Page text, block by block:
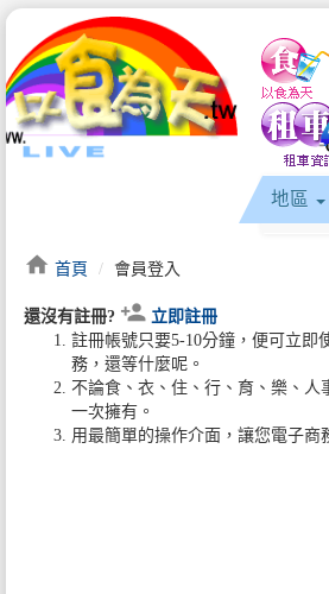
地區
home 首頁 會員登入
還沒有註冊? person_add 立即註冊
註冊帳號只要5-10分鐘，便可立即
務，還等什麼呢。
不論食、衣、住、行、育、樂、人
一次擁有。
用最簡單的操作介面，讓您電子商